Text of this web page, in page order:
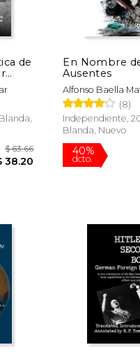
de
$ 38.20
En Nombre
Ausentes
Alfonso Baella
(8)
Independiente,
Blanda, Nuevo